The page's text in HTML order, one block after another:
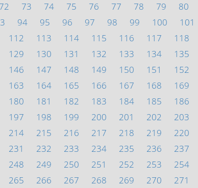
72 73 74 75 76 77 78 79 80
94 95 96 97 98 99 100 101
112 113 114 115 116 117 118
129 130 131 132 133 134 135
146 147 148 149 150 151 152
163 164 165 166 167 168 169
180 181 182 183 184 185 186
197 198 199 200 201 202 203
214 215 216 217 218 219 220
231 232 233 234 235 236 237
248 249 250 251 252 253 254
265 266 267 268 269 270 271